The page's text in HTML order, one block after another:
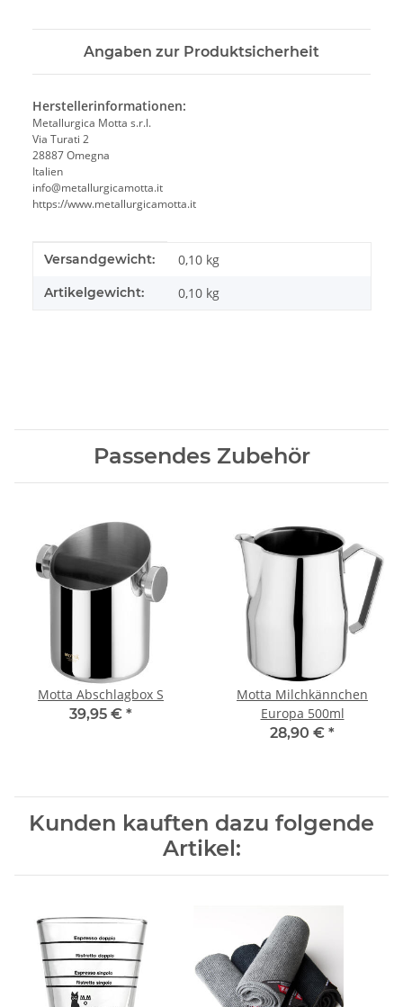
Angaben zur Produktsicherheit
Herstellerinformationen:
Metallurgica Motta s.r.l.
Via Turati 2
28887 Omegna
Italien
info@metallurgicamotta.it
https://www.metallurgicamotta.it
Produkteigenschaft
Wert
Versandgewicht: 0,10 kg
Artikelgewicht: 0,10 kg
Passendes Zubehör
Motta Abschlagbox S
39,95 € *
Motta Milchkännchen
Europa 500ml
28,90 € *
Kunden kauften dazu folgende
Artikel: